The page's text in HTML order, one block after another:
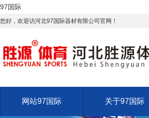
97国际
您好，欢迎访河北97国际器材有限公司官网！
网站97国际 关于97国际